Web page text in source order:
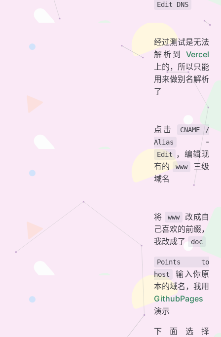
Edit DNS
经过测试是无法
解析到 Vercel
上的，所以只能
用来做别名解析
了
点击
CNAME /
Alias
-
Edit ，编辑现
有的
www
三级
域名
将 www
改成自
己喜欢的前缀，
我改成了
doc
Points to
host
输入你原
本的域名，我用
GithubPages
演示
下面选择